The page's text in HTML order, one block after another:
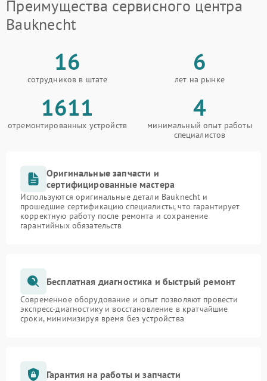
Преимущества сервисного центра
Bauknecht
16
сотрудников в штате
6
лет на рынке
1611
отремонтированных устройств
4
минимальный опыт работы
специалистов
Оригинальные запчасти и
сертифицированные мастера
Используются оригинальные детали Bauknecht и
прошедшие сертификацию специалисты, что гарантирует
корректную работу после ремонта и сохранение
гарантийных обязательств
Бесплатная диагностика и быстрый ремонт
Современное оборудование и опыт позволяют провести
экспресс-диагностику и восстановление в кратчайшие
сроки, минимизируя время без устройства
Гарантия на работы и запчасти